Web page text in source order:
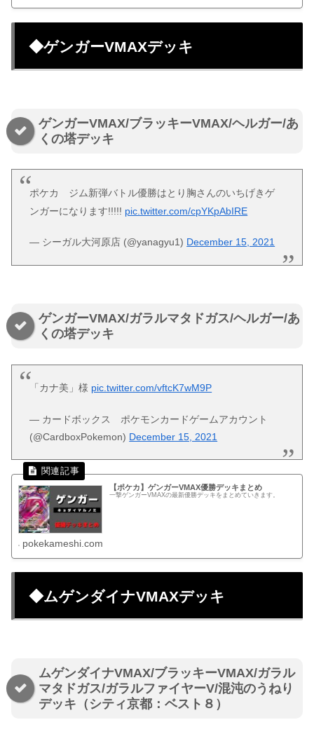
◆ゲンガーVMAXデッキ
ゲンガーVMAX/ブラッキーVMAX/ヘルガー/あ
くの塔デッキ
ポケカ ジム新弾バトル優勝はとり胸さんのいちげきゲ
ンガーになります!!!!! pic.twitter.com/cpYKpAbIRE
— シーガル大河原店 (@yanagyu1) December 15, 2021
ゲンガーVMAX/ガラルマタドガス/ヘルガー/あ
くの塔デッキ
「カナ美」様 pic.twitter.com/vftcK7wM9P
— カードボックス ポケモンカードゲームアカウント
(@CardboxPokemon) December 15, 2021
【ポケカ】ゲンガーVMAX優勝デッキまとめ
一撃ゲンガーVMAXの最新優勝デッキをまとめていきます。
pokekameshi.com
◆ムゲンダイナVMAXデッキ
ムゲンダイナVMAX/ブラッキーVMAX/ガラル
マタドガス/ガラルファイヤーV/混沌のうねり
デッキ（シティ京都：ベスト８）